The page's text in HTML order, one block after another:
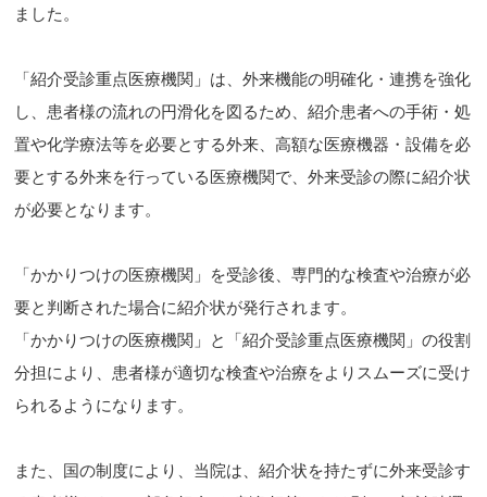
ました。
「紹介受診重点医療機関」は、外来機能の明確化・連携を強化
し、患者様の流れの円滑化を図るため、紹介患者への手術・処
置や化学療法等を必要とする外来、高額な医療機器・設備を必
要とする外来を行っている医療機関で、外来受診の際に紹介状
が必要となります。
「かかりつけの医療機関」を受診後、専門的な検査や治療が必
要と判断された場合に紹介状が発行されます。
「かかりつけの医療機関」と「紹介受診重点医療機関」の役割
分担により、患者様が適切な検査や治療をよりスムーズに受け
られるようになります。
また、国の制度により、当院は、紹介状を持たずに外来受診す